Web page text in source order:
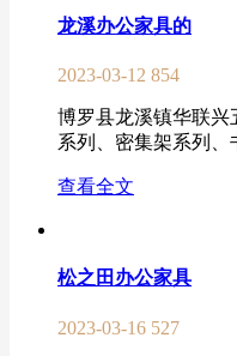
龙溪办公家具的
2023-03-12 854
博罗县龙溪镇华联兴
系列、密集架系列
查看全文
松之田办公家具
2023-03-16 527